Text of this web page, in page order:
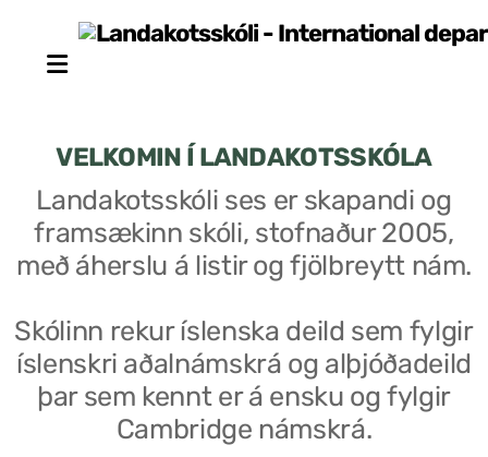
VELKOMIN Í LANDAKOTSSKÓLA
Landakotsskóli ses er skapandi og
framsækinn skóli, stofnaður 2005,
með áherslu á listir og fjölbreytt nám.
Skólinn rekur íslenska deild sem fylgir
íslenskri aðalnámskrá og alþjóðadeild
þar sem kennt er á ensku og fylgir
Cambridge námskrá.
Stjórn sjálfseignarstofnunar
Skólaráð
Fundargerðir skólaráðs